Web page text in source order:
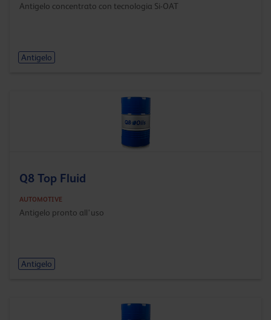
Antigelo concentrato con tecnologia Si-OAT
Antigelo
Q8 Top Fluid
AUTOMOTIVE
Antigelo pronto all'uso
Antigelo